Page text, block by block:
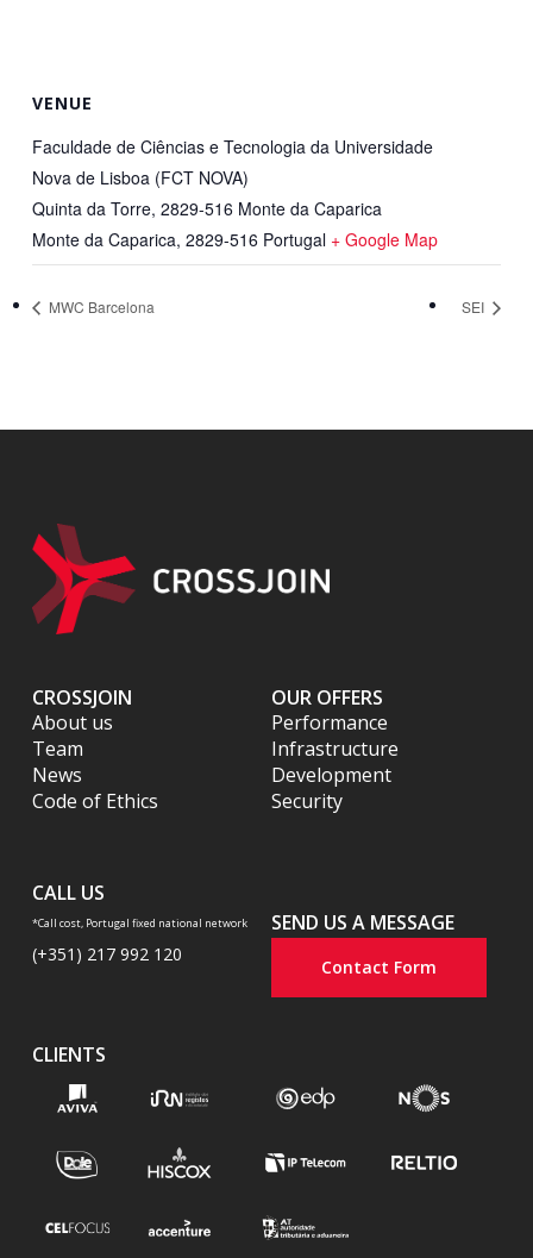
VENUE
Faculdade de Ciências e Tecnologia da Universidade
Nova de Lisboa (FCT NOVA)
Quinta da Torre, 2829-516 Monte da Caparica
Monte da Caparica, 2829-516 Portugal + Google Map
MWC Barcelona SEI
CROSSJOIN
About us
Team
News
Code of Ethics
CALL US
*Call cost, Portugal fixed national network
(+351) 217 992 120
OUR OFFERS
Performance
Infrastructure
Development
Security
SEND US A MESSAGE
Contact Form
CLIENTS